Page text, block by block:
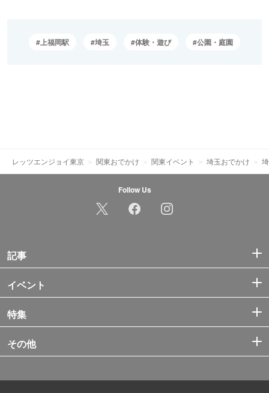
上福岡駅 埼玉 体験・遊び 公園・庭園
レッツエンジョイ東京 関東おでかけ 関東イベント 埼玉おでかけ
Follow Us
記事
イベント
特集
その他